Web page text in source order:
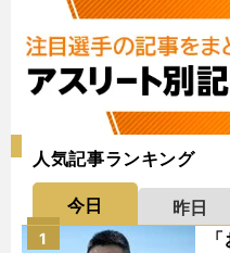
人気記事ランキング
今日 昨日
1